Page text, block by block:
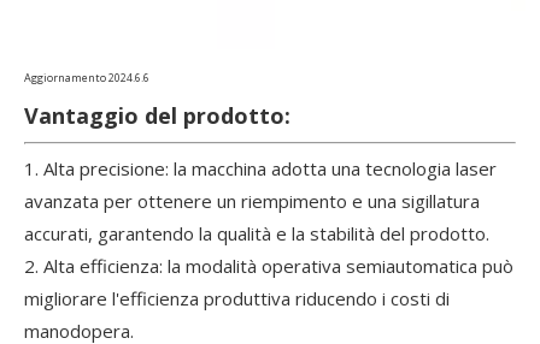
Aggiornamento 2024.6.6
Vantaggio del prodotto:
1. Alta precisione: la macchina adotta una tecnologia laser
avanzata per ottenere un riempimento e una sigillatura
accurati, garantendo la qualità e la stabilità del prodotto.
2. Alta efficienza: la modalità operativa semiautomatica può
migliorare l'efficienza produttiva riducendo i costi di
manodopera.